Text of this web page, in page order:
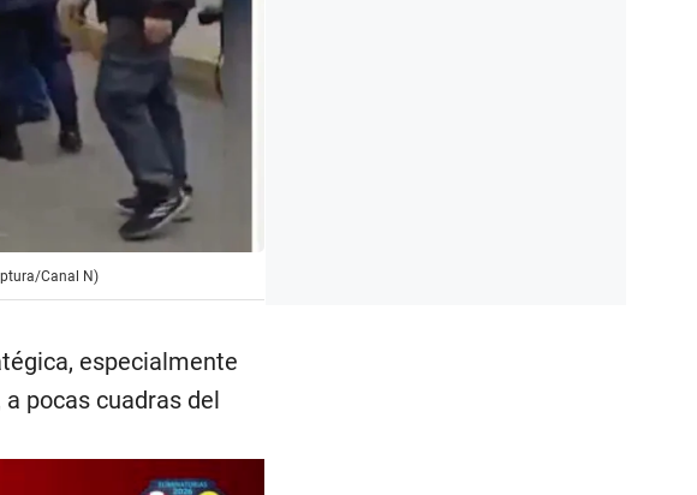
Canal N)
especialmente
a pocas cuadras del